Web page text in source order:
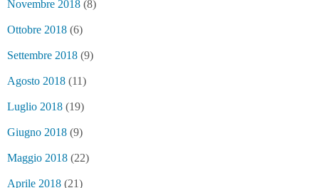
Novembre 2018 (8)
Ottobre 2018 (6)
Settembre 2018 (9)
Agosto 2018 (11)
Luglio 2018 (19)
Giugno 2018 (9)
Maggio 2018 (22)
Aprile 2018 (21)